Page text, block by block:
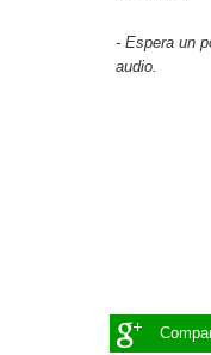
- Espera un
audio.